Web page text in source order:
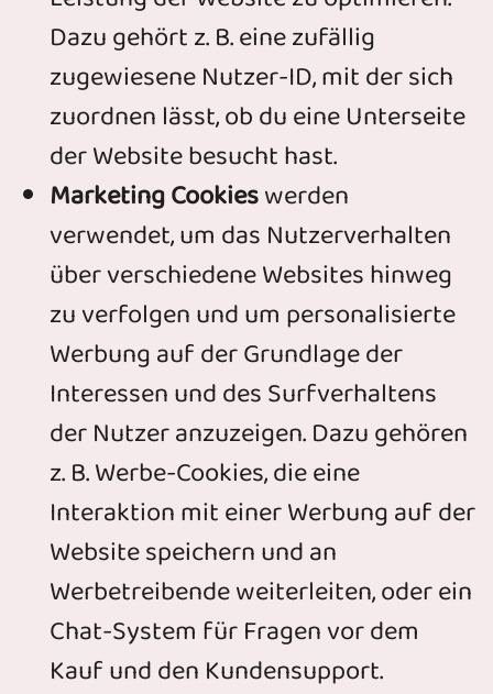
Dazu gehört z. B. eine zufällig
zugewiesene Nutzer-ID, mit der sich
zuordnen lässt, ob du eine Unterseite
der Website besucht hast.
Marketing Cookieswerden
verwendet, um das Nutzerverhalten
über verschiedene Websites hinweg
zu verfolgen und um personalisierte
Werbung auf der Grundlage der
Interessen und des Surfverhaltens
der Nutzer anzuzeigen. Dazu gehören
z. B. Werbe-Cookies, die eine
Interaktion mit einer Werbung auf der
Website speichern und an
Werbetreibende weiterleiten, oder ein
Chat-System für Fragen vor dem
Kauf und den Kundensupport.